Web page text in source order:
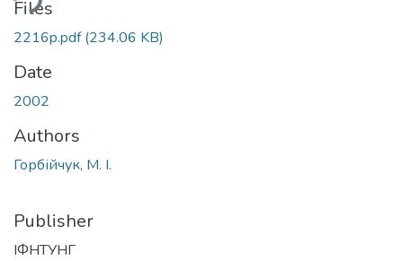
Files
2216p.pdf(234.06 KB)
Date
2002
Authors
Горбійчук, М. І.
Publisher
ІФНТУНГ